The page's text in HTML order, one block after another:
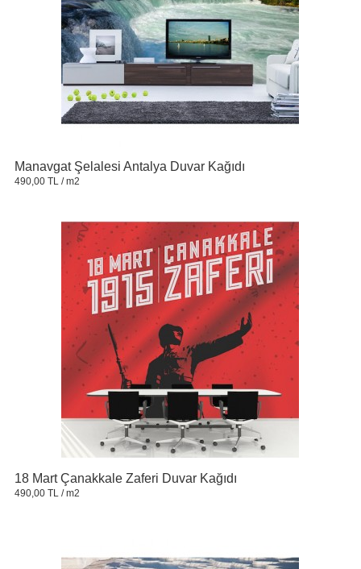
Manavgat Şelalesi Antalya Duvar Kağıdı
490,00 TL / m2
18 Mart Çanakkale Zaferi Duvar Kağıdı
490,00 TL / m2